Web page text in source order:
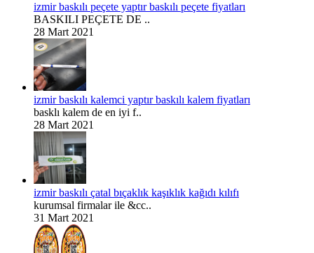
izmir baskılı peçete yaptır baskılı peçete fiyatları
BASKILI PEÇETE DE ..
28 Mart 2021
izmir baskılı kalemci yaptır baskılı kalem fiyatları
basklı kalem de en iyi f..
28 Mart 2021
izmir baskılı çatal bıçaklık kaşıklık kağıdı kılıfı
kurumsal firmalar ile &cc..
31 Mart 2021